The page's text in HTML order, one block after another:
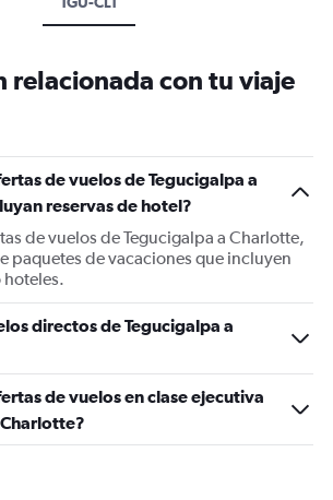
relacionada con tu viaje
de vuelos de Tegucigalpa a
reservas de hotel?
de vuelos de Tegucigalpa a Charlotte,
paquetes de vacaciones que incluyen
directos de Tegucigalpa a
de vuelos en clase ejecutiva